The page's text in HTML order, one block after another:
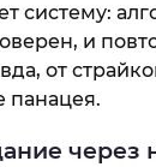
систему:
и
от
панацея.
через